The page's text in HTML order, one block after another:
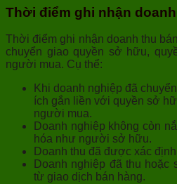
Thời điểm ghi nhận
Thời điểm ghi nhận doanh thu
chuyển giao quyền sở hữu,
người mua. Cụ thể:
Khi doanh nghiệp đã
ích gắn liền với quyền sở
người mua.
Doanh nghiệp không còn
hóa như người sở hữu.
Doanh thu đã được xác
Doanh nghiệp đã thu
từ giao dịch bán hàng.